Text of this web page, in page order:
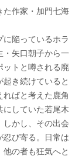
た作家・加⾨七海
陥っているホラ
・矢口朝子から一
ットと噂される廃
き続けていると
ばと考えた鹿角
にしていた若尾木
しかし、その出会
忍び寄る。日常は
の者も狂気へと